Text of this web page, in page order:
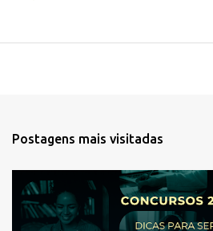
Postagens mais visitadas